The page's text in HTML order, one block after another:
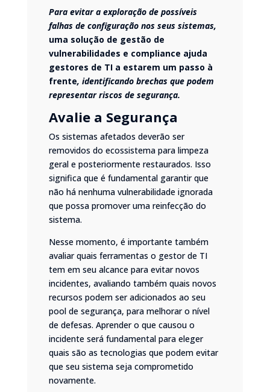
Para evitar a exploração de possíveis
falhas de configuração nos seus sistemas,
uma solução de gestão de
vulnerabilidades e compliance ajuda
gestores de TI a estarem um passo à
frente, identificando brechas que podem
representar riscos de segurança.
Avalie a Segurança
Os sistemas afetados deverão ser
removidos do ecossistema para limpeza
geral e posteriormente restaurados. Isso
significa que é fundamental garantir que
não há nenhuma vulnerabilidade ignorada
que possa promover uma reinfecção do
sistema.
Nesse momento, é importante também
avaliar quais ferramentas o gestor de TI
tem em seu alcance para evitar novos
incidentes, avaliando também quais novos
recursos podem ser adicionados ao seu
pool de segurança, para melhorar o nível
de defesas. Aprender o que causou o
incidente será fundamental para eleger
quais são as tecnologias que podem evitar
que seu sistema seja comprometido
novamente.